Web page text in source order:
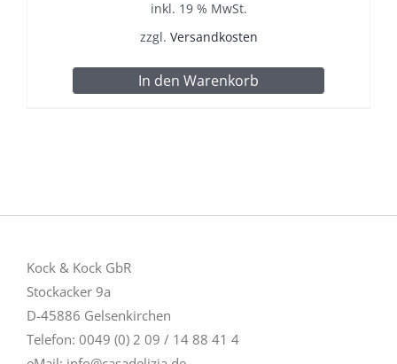
inkl. 19 % MwSt.
zzgl. Versandkosten
In den Warenkorb
Kock & Kock GbR
Stockacker 9a
D-45886 Gelsenkirchen
Telefon: 0049 (0) 2 09 / 14 88 41 4